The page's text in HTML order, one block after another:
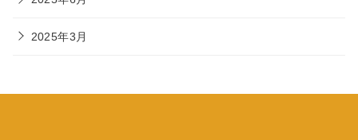
2025年3月